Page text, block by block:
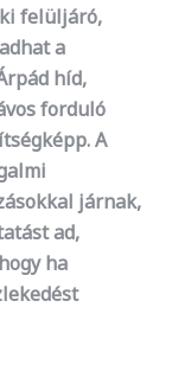
felüljáró,
a
híd,
forduló
A
járnak,
ad,
ha